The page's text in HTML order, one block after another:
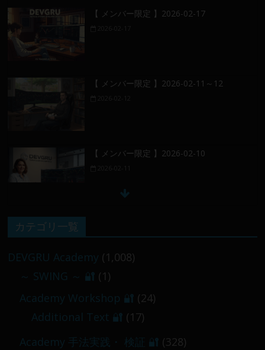
【 メンバー限定 】2026-02-17
【 メンバー限定 】2026-02-11～12
【 メンバー限定 】2026-02-10
／
【 メンバー限定 】2026-03-05～06
カテゴリ一覧
DEVGRU Academy (1,008)
～ SWING ～ 🔐 (1)
Academy Workshop 🔐 (24)
Additional Text 🔐 (17)
Academy 手法実践・ 検証 🔐 (328)